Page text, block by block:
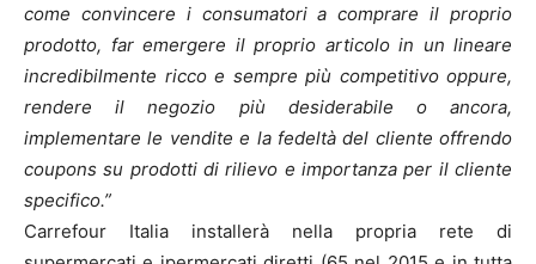
come convincere i consumatori a comprare il proprio
prodotto, far emergere il proprio articolo in un lineare
incredibilmente ricco e sempre più competitivo oppure,
rendere il negozio più desiderabile o ancora,
implementare le vendite e la fedeltà del cliente offrendo
coupons su prodotti di rilievo e importanza per il cliente
specifico.”
Carrefour Italia installerà nella propria rete di